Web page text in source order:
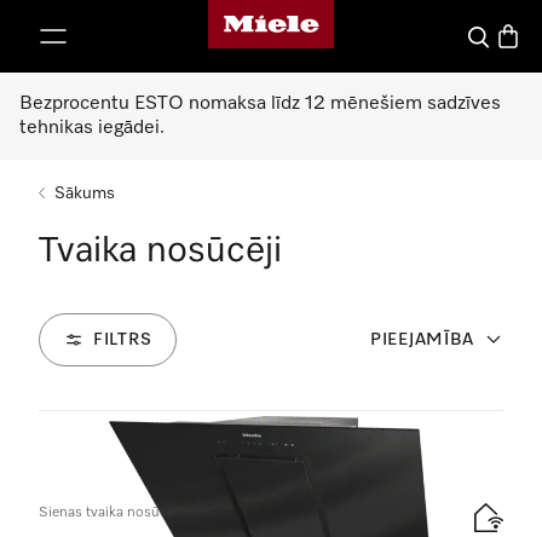
Miele mājas lapa
Bezprocentu ESTO nomaksa līdz 12 mēnešiem sadzīves
tehnikas iegādei.
Sākums
Tvaika nosūcēji
FILTRS PIEEJAMĪBA
31 Produkti
Sienas tvaika nosūcējs